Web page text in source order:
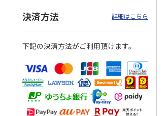
決済方法 詳細はこちら
下記の決済方法がご利用頂けます。